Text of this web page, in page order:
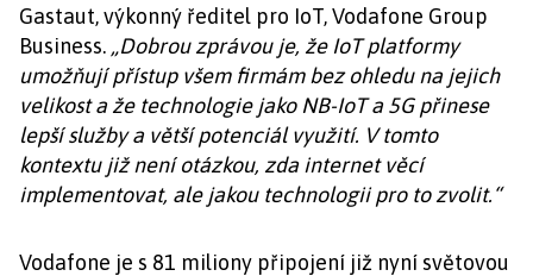
Gastaut, výkonný ředitel pro IoT, Vodafone Group
Business. „Dobrou zprávou je, že IoT platformy
umožňují přístup všem firmám bez ohledu na jejich
velikost a že technologie jako NB-IoT a 5G přinese
lepší služby a větší potenciál využití. V tomto
kontextu již není otázkou, zda internet věcí
implementovat, ale jakou technologii pro to zvolit.“
Vodafone je s 81 miliony připojení již nyní světovou